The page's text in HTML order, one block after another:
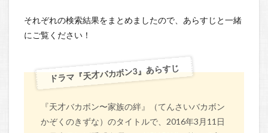
それぞれの検索結果をまとめましたので、あらすじと一緒
にご覧ください！
ドラマ『天才バカボン3』あらすじ
『天才バカボン〜家族の絆』（てんさいバカボン
かぞくのきずな）のタイトルで、2016年3月11日